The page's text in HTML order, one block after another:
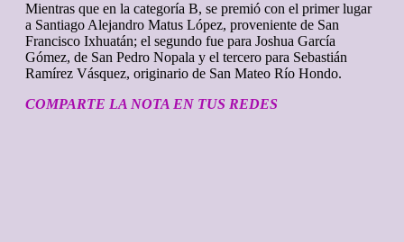
Mientras que en la categoría B, se premió con el primer lugar
a Santiago Alejandro Matus López, proveniente de San
Francisco Ixhuatán; el segundo fue para Joshua García
Gómez, de San Pedro Nopala y el tercero para Sebastián
Ramírez Vásquez, originario de San Mateo Río Hondo.
COMPARTE LA NOTA EN TUS REDES